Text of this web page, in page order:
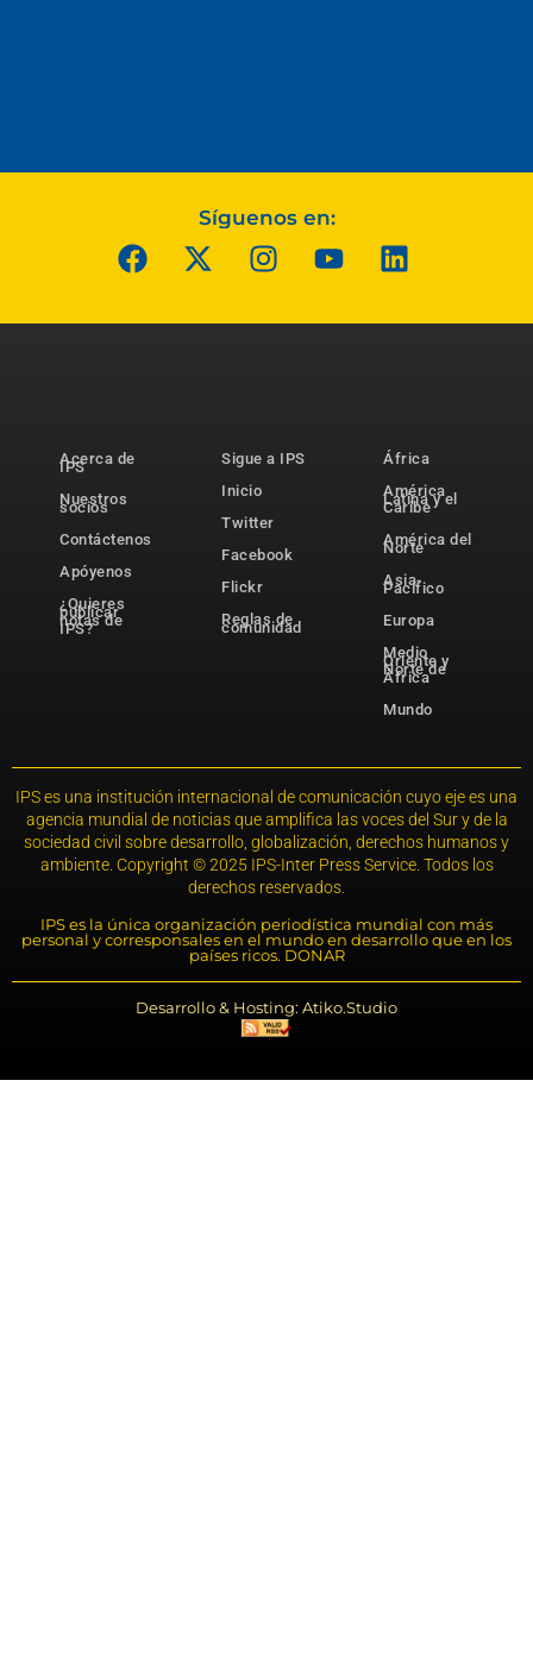
Síguenos en:
Acerca de
IPS
Nuestros
socios
Contáctenos
Apóyenos
¿Quieres
publicar
notas de
IPS?
Sigue a IPS
Inicio
Twitter
Facebook
Flickr
Reglas de
comunidad
África
América
Latina y el
Caribe
América del
Norte
Asia-
Pacífico
Europa
Medio
Oriente y
Norte de
África
Mundo
IPS es una institución internacional de comunicación cuyo eje es una
agencia mundial de noticias que amplifica las voces del Sur y de la
sociedad civil sobre desarrollo, globalización, derechos humanos y
ambiente. Copyright © 2025 IPS-Inter Press Service. Todos los
derechos reservados.
IPS es la única organización periodística mundial con más
personal y corresponsales en el mundo en desarrollo que en los
países ricos. DONAR
Desarrollo & Hosting: Atiko.Studio